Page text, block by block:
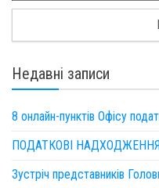
Недавні записи
8 онлайн-пунктів Офісу
ПОДАТКОВІ
Зустріч представників